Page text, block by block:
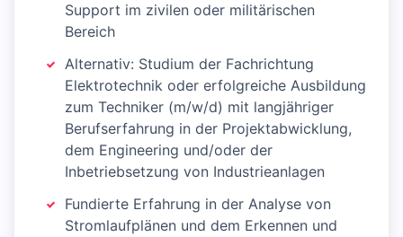
Support im zivilen oder militärischen
Bereich
Alternativ: Studium der Fachrichtung
Elektrotechnik oder erfolgreiche Ausbildung
zum Techniker (m/w/d) mit langjähriger
Berufserfahrung in der Projektabwicklung,
dem Engineering und/oder der
Inbetriebsetzung von Industrieanlagen
Fundierte Erfahrung in der Analyse von
Stromlaufplänen und dem Erkennen und